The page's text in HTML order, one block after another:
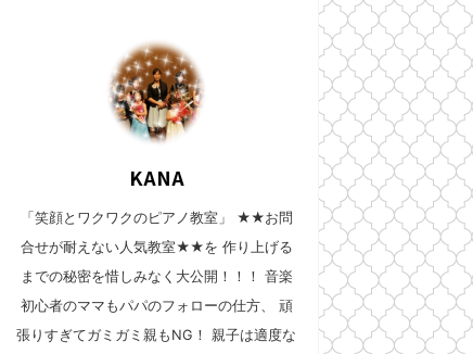
KANA
「笑顔とワクワクのピアノ教室」 ★★お問
合せが耐えない人気教室★★を 作り上げる
までの秘密を惜しみなく大公開！！！ 音楽
初心者のママもパパのフォローの仕方、 頑
張りすぎてガミガミ親もNG！ 親子は適度な